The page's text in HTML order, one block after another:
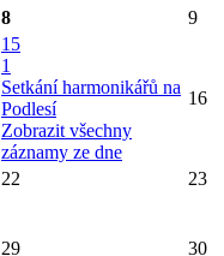
8 9
15
1
Setkání harmonikářů na
Podlesí
Zobrazit všechny
záznamy ze dne
16
22 23
29 30